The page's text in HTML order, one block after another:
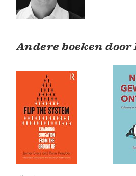
Andere boeken door